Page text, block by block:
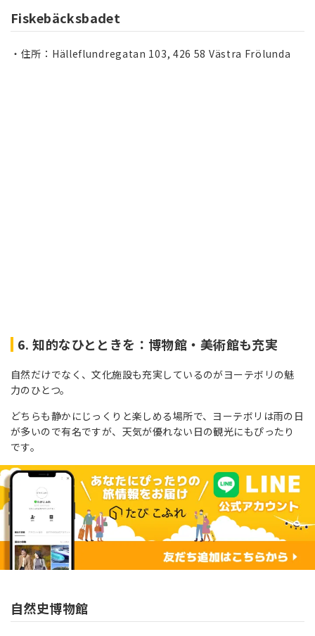
Fiskebäcksbadet
住所：Hälleflundregatan 103, 426 58 Västra Frölunda
6. 知的なひとときを：博物館・美術館も充実
自然だけでなく、文化施設も充実しているのがヨーテボリの魅
力のひとつ。
どちらも静かにじっくりと楽しめる場所で、ヨーテボリは雨の日
が多いので有名ですが、天気が優れない日の観光にもぴったり
です。
自然史博物館